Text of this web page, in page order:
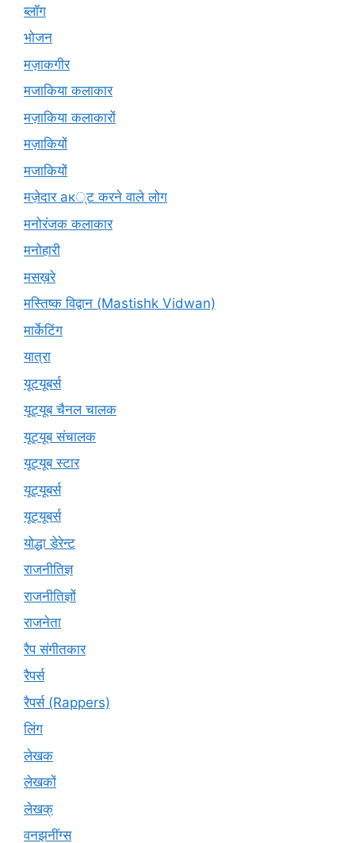
ब्लॉग
भोजन
मज़ाकगीर
मजाकिया कलाकार
मज़ाकिया कलाकारों
मज़ाकियों
मजाकियों
मज़ेदार ак्ट करने वाले लोग
मनोरंजक कलाकार
मनोहारी
मसख़रे
मस्तिष्क विद्वान (Mastishk Vidwan)
मार्केटिंग
यात्रा
यूटयूबर्स
यूट्यूब चैनल चालक
यूट्यूब संचालक
यूट्यूब स्टार
यूट्यूबर्स
यूट्‍यूबर्स
योद्धा डेरेन्ट
राजनीतिज्ञ
राजनीतिज्ञों
राजनेता
रैप संगीतकार
रैपर्स
रैपर्स (Rappers)
लिंग
लेखक
लेखकों
लेखक्
वनझनींग्स